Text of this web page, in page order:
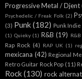
Progressive Metal / Djent
Psychedelic / Freak Folk (2)
(3) Punk (182) Punk
(1) Quieky (1) R&B (19) R&B
Rap Rock (4) RAP UK (1)
mexicana (42) Regional
Retro Guitar Rock Pop (11)
Rock (130) rock